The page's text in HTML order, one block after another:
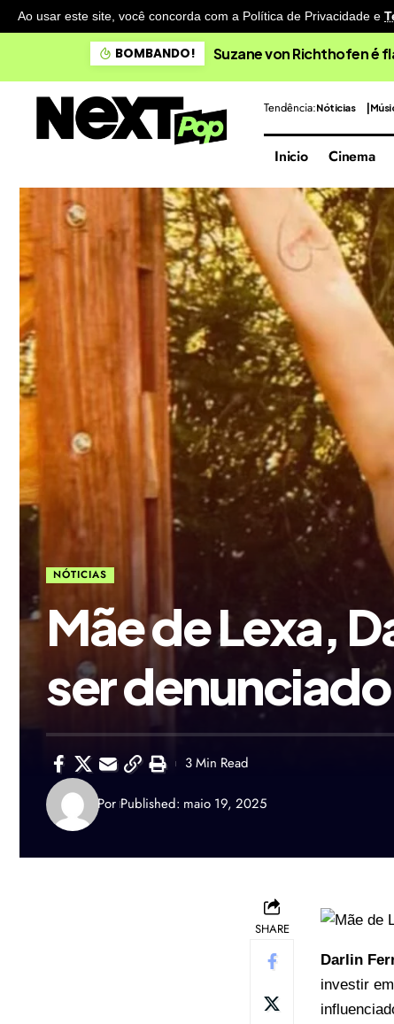
Ao usar este site, você concorda com a Política de Privacidade e
BOMBANDO!
Tendência:Nóticias
Inicio Cinema
NÓTICIAS
Mãe de Lexa,
ser
Por Published: maio 19, 2025
3 Min Read
SHARE
Darlin
investir